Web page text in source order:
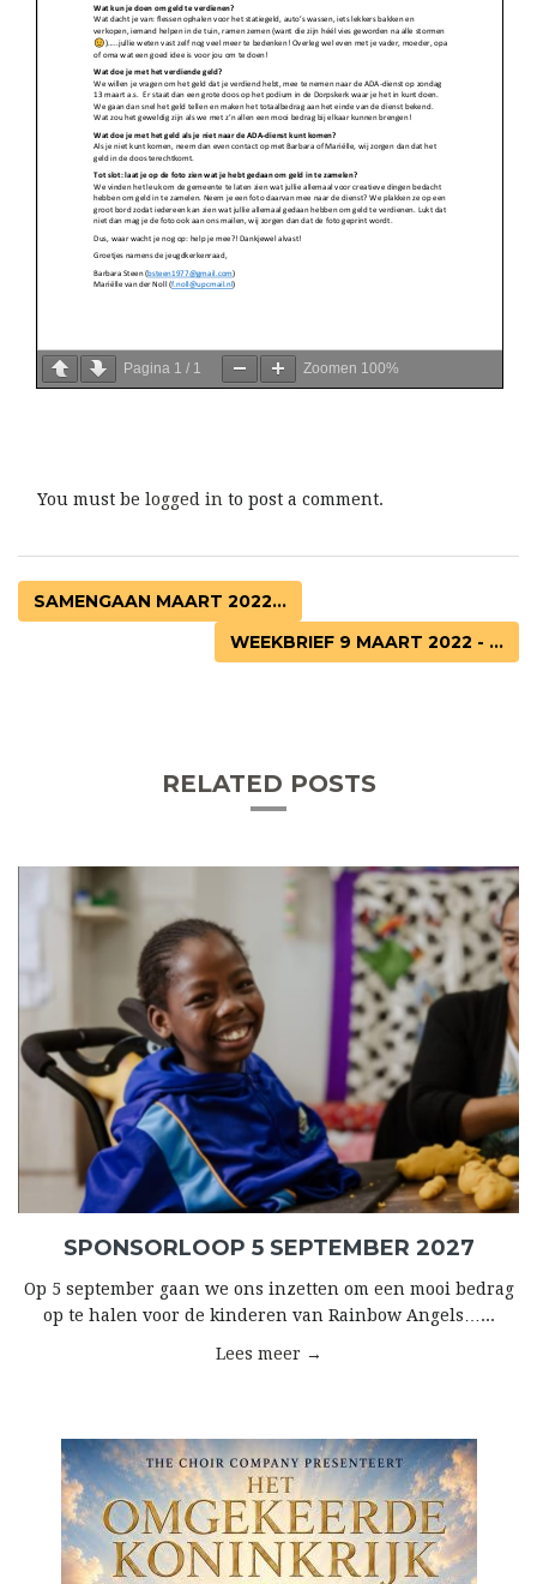
Pagina 1 / 1 Zoomen 100%
You must be logged in to post a comment.
SAMENGAAN MAART 2022...
WEEKBRIEF 9 MAART 2022 - ...
RELATED POSTS
SPONSORLOOP 5 SEPTEMBER 2027
Op 5 september gaan we ons inzetten om een mooi bedrag
op te halen voor de kinderen van Rainbow Angels…...
Lees meer →